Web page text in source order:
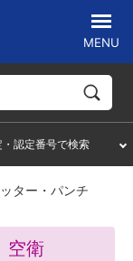
MENU
認定番号で検索
ター・パンチ
空衛